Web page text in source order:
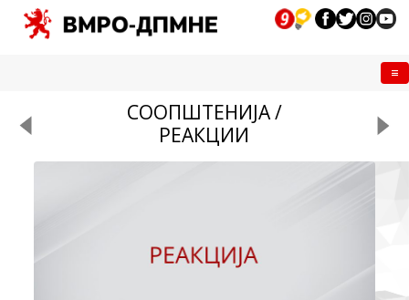
СООПШТЕНИЈА /
РЕАКЦИИ